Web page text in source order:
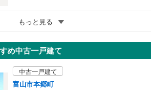
1,400万円
177.76m2～178.55m2
富山県富山市堀川町
もっと見る
め中古一戸建て
中古一戸建て
富山市本郷町